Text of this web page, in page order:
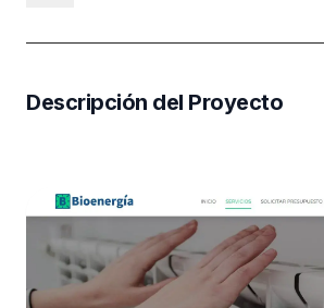
Descripción del Proyecto